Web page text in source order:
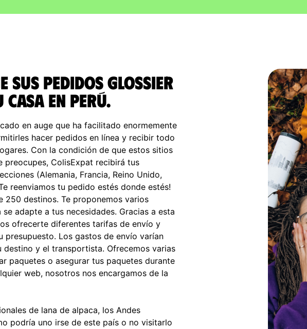
sus pedidos Glossier
en Perú.
en auge que ha facilitado enormemente
hacer pedidos en línea y recibir todo
Con la condición de que estos sitios
preocupes, ColisExpat recibirá tus
(Alemania, Francia, Reino Unido,
reenviamos tu pedido estés donde estés!
250 destinos. Te proponemos varios
adapte a tus necesidades. Gracias a esta
ofrecerte diferentes tarifas de envío y
presupuesto. Los gastos de envío varían
destino y el transportista. Ofrecemos varias
paquetes o asegurar tus paquetes durante
web, nosotros nos encargamos de la
de lana de alpaca, los Andes
podría uno irse de este país o no visitarlo